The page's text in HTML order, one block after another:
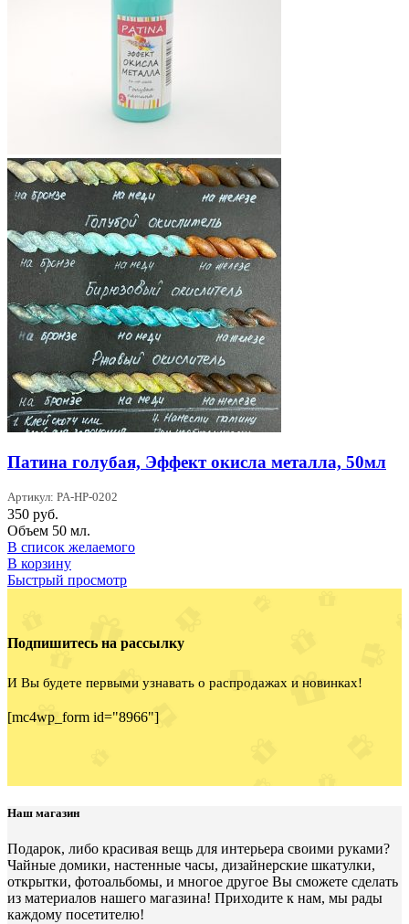
Патина голубая, Эффект окисла металла, 50мл
Артикул: PA-HP-0202
350 руб.
Объем 50 мл.
В список желаемого
В корзину
Быстрый просмотр
Подпишитесь на рассылку
И Вы будете первыми узнавать о распродажах и новинках!
[mc4wp_form id="8966"]
Наш магазин
Подарок, либо красивая вещь для интерьера своими руками?
Чайные домики, настенные часы, дизайнерские шкатулки,
открытки, фотоальбомы, и многое другое Вы сможете сделать
из материалов нашего магазина! Приходите к нам, мы рады
каждому посетителю!